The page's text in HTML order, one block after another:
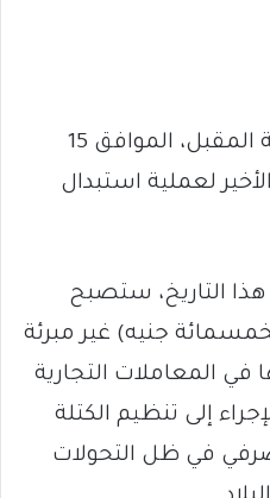
​أعلن الوالي أن يوم الجمعة المقبل، الموافق 15
لعملية استبدال
التاريخ، ستصبح
جنيه) غير مبرئة
في المعاملات التجارية
إلى تنظيم الكتلة
في ظل التحولات